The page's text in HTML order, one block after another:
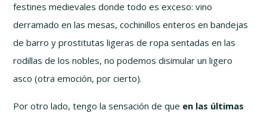
festines medievales donde todo es exceso: vino
derramado en las mesas, cochinillos enteros en bandejas
de barro y prostitutas ligeras de ropa sentadas en las
rodillas de los nobles, no podemos disimular un ligero
asco (otra emoción, por cierto).
Por otro lado, tengo la sensación de que en las últimas